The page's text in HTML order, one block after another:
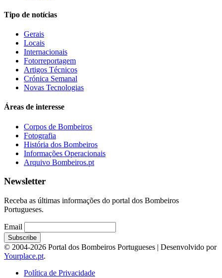
Tipo de notícias
Gerais
Locais
Internacionais
Fotorreportagem
Artigos Técnicos
Crónica Semanal
Novas Tecnologias
Áreas de interesse
Corpos de Bombeiros
Fotografia
História dos Bombeiros
Informações Operacionais
Arquivo Bombeiros.pt
Newsletter
Receba as últimas informações do portal dos Bombeiros
Portugueses.
Email
© 2004-2026 Portal dos Bombeiros Portugueses | Desenvolvido por
Yourplace.pt.
Política de Privacidade